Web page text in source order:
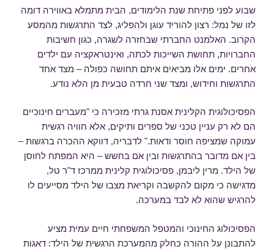
שבוע לפני פתיחת שנת הלימודים, הבית מתמלא באווירה דומה
לזו של נמל: רצון להוריד עוגן ולהפליג, לצד התרגשות מהמסע
הקרוב. האלמנט החברתי שבחזרה לשגרה, כגון חשיבות
החברויות, תחושת השייכות לכתה, ואינטראקציה עם ילדים
אחרים. ימים אלו מביאים איתם תחושה כפולה – מצד אחד
התרגשות וחידוש, ומצד שני חרדה טבעית מן הלא נודע.
הפסיכולוגית הקלינית אסנת גרתי מזכירה כי "מעברים חינוכיים
הם לא רק עניין טכני של ספרים ותיקים, אלא חוויה רגשית
עמוקה שמציפה חוסר ודאות." לדבריה, דווקא ההכרה ברגשות –
בין אם מדובר בהתרגשות ובין אם בחשש – היא המפתח לחוסן
של הילד. מרין ליבמן, פסיכולוגית קלינית ממרכז ד"ר טל,
מדגישה כי מקום להקשבה וקריאת מצבו של הילד מסייעים לו
להרגיש שהוא לא לבד במערכה.
הפסיכולוג החינוכי והמטפל המשפחתי חיים עמית מציע
להתבונן על ההורה כחלק מהמערכת הרגשית של הילד: דאגות